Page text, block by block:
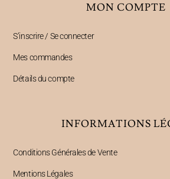
MON COMPTE
S’inscrire / Se connecter
Mes commandes
Détails du compte
INFORMATIONS
Conditions Générales de Vente
Mentions Légales